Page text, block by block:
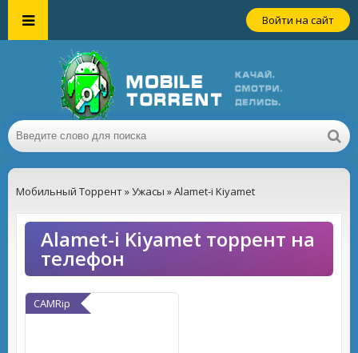
Войти на сайт
Мобильный Торрент»Ужасы » Alamet-i Kiyamet
Alamet-i Kiyamet торрент на
телефон
CAMRip